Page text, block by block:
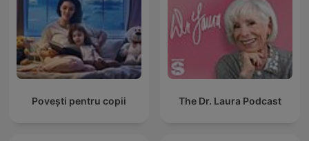
Povești pentru copii The Dr. Laura Podcast